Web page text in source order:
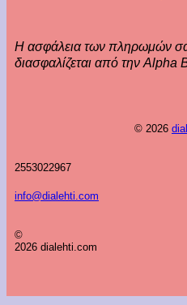
Η ασφάλεια των πληρωμών
διασφαλίζεται από την Alpha
© 2026
2553022967
info@dialehti.com
©
2026 dialehti.com